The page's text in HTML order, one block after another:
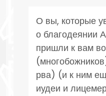
О вы, которые
о благодеянии
пришли к вам
рва) (и к ним
иудеи и